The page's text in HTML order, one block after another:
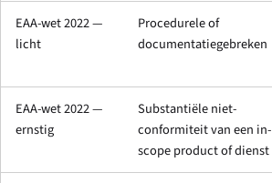
EAA-wet 2022 —
licht
Procedurele of
documentatiegebreken
EAA-wet 2022 —
ernstig
Substantiële niet-
conformiteit van een in-
scope product of dienst